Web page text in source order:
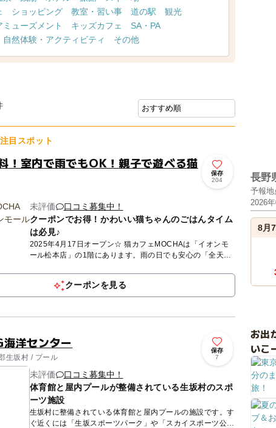
ショッピング 教室・習い事 道の駅
観光
ミューズメント キッズカフェ
SA・PA
自然体験・アクティビティ その他
目スポット
！室内で雨でもOK！親子で遊べる猫
保存
204
未評価
口コミ募集中！
クーポンでお得！かわいい猫ちゃんのごはんタイム
は必見♪
2025年4月17日オープン☆ 猫カフェMOCHAは「イオンモ
ール松本店」の1階にあります。雨の日でも安心の「全天候
クーポンを見る
洋センター
生坂村 / プール
保存
7
未評価
口コミ募集中！
体育館と屋内プールが整備されている生坂村のスポ
ーツ施設
生坂村に整備されている体育館と屋内プールの施設です。す
ぐ近くには「生坂スポーツパーク」や「スカイスポーツ公
長野
予報地
2026
8月
お出
いこ